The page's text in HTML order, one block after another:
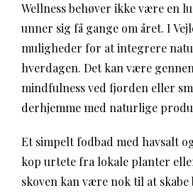
Wellness behøver ikke være en
unner sig få gange om året. I
muligheder for at integrere
hverdagen. Det kan være
mindfulness ved fjorden eller
derhjemme med naturlige
Et simpelt fodbad med havsalt
kop urtete fra lokale planter
skoven kan være nok til at skabe